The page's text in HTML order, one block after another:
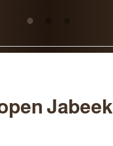
Jabeek